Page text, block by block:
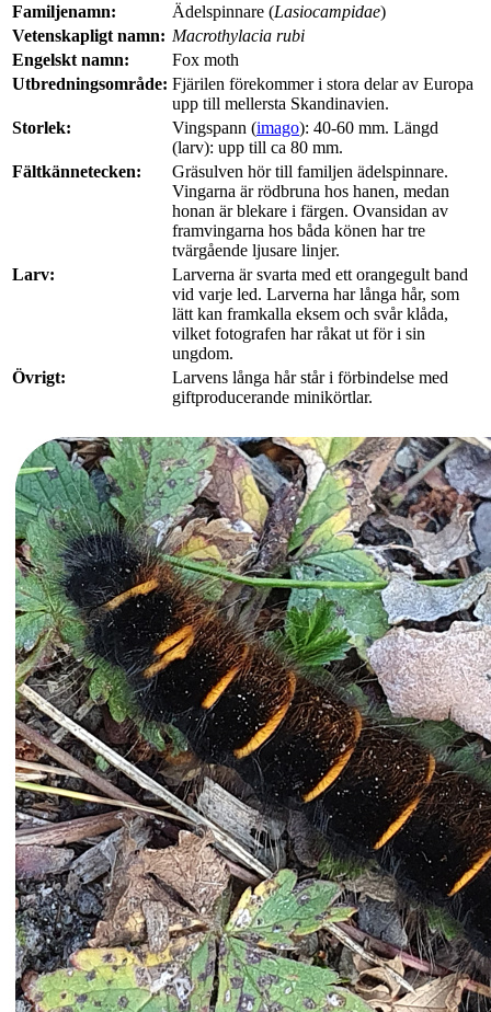
Familjenamn:
Ädelspinnare (Lasiocampidae)
Vetenskapligt namn: Macrothylacia rubi
Engelskt namn:
Fox moth
Utbredningsområde: Fjärilen förekommer i stora delar av Europa
upp till mellersta Skandinavien.
Storlek:
Vingspann (imago): 40-60 mm. Längd
(larv): upp till ca 80 mm.
Fältkännetecken:
Gräsulven hör till familjen ädelspinnare.
Vingarna är rödbruna hos hanen, medan
honan är blekare i färgen. Ovansidan av
framvingarna hos båda könen har tre
tvärgående ljusare linjer.
Larv:
Larverna är svarta med ett orangegult band
vid varje led. Larverna har långa hår, som
lätt kan framkalla eksem och svår klåda,
vilket fotografen har råkat ut för i sin
ungdom.
Övrigt:
Larvens långa hår står i förbindelse med
giftproducerande minikörtlar.